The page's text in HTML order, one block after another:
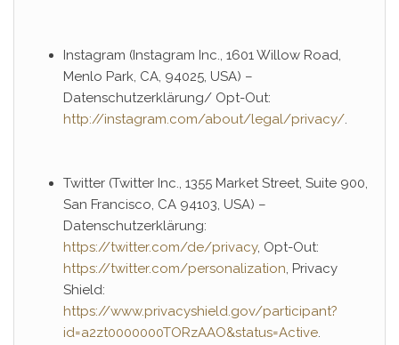
Instagram (Instagram Inc., 1601 Willow Road,
Menlo Park, CA, 94025, USA) –
Datenschutzerklärung/ Opt-Out:
http://instagram.com/about/legal/privacy/.
Twitter (Twitter Inc., 1355 Market Street, Suite 900,
San Francisco, CA 94103, USA) –
Datenschutzerklärung:
https://twitter.com/de/privacy, Opt-Out:
https://twitter.com/personalization, Privacy
Shield:
https://www.privacyshield.gov/participant?
id=a2zt0000000TORzAAO&status=Active.